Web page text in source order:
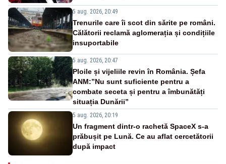
5 aug. 2026, 20:49
Trenurile care îi scot din sărite pe români.
Călătorii reclamă aglomerația și condițiile
insuportabile
5 aug. 2026, 20:47
Ploile și vijeliile revin în România. Șefa
ANM:”Nu sunt suficiente pentru a
combate seceta și pentru a îmbunătăți
situația Dunării”
5 aug. 2026, 20:19
Un fragment dintr-o rachetă SpaceX s-a
prăbușit pe Lună. Ce au aflat cercetătorii
după impact